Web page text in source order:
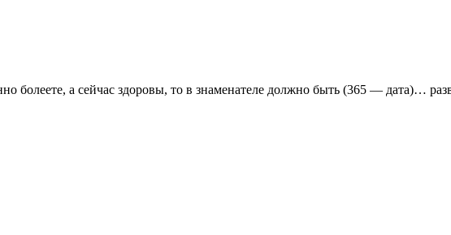
болеете, а сейчас здоровы, то в знаменателе должно быть (365 — дата)…